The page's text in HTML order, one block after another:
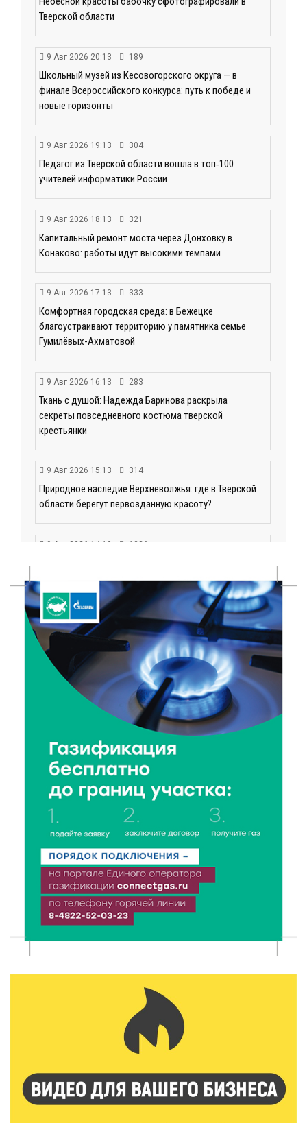
Тверской области
9 Авг 2026 20:13 189
Школьный музей из Кесовогорского округа — в
финале Всероссийского конкурса: путь к победе и
новые горизонты
9 Авг 2026 19:13 304
Педагог из Тверской области вошла в топ‑100
учителей информатики России
9 Авг 2026 18:13 321
Капитальный ремонт моста через Донховку в
Конаково: работы идут высокими темпами
9 Авг 2026 17:13 333
Комфортная городская среда: в Бежецке
благоустраивают территорию у памятника семье
Гумилёвых-Ахматовой
9 Авг 2026 16:13 283
Ткань с душой: Надежда Баринова раскрыла
секреты повседневного костюма тверской
крестьянки
9 Авг 2026 15:13 314
Природное наследие Верхневолжья: где в Тверской
области берегут первозданную красоту?
9 Авг 2026 14:19 1326
9 Авг 2026 14:13 287
Вышневолоцкий музей раскроет малоизвестные
страницы биографии Муслима Магомаева
9 Авг 2026 13:13 424
Поддержка и знания: в Рамешках обсудили
тонкости грудного вскармливания
9 Авг 2026 12:13 345
От проекта к проекту: в Твери самозанятость чаще
воспринимают как временную меру
9 Авг 2026 12:12 603
Бологовские школьники доказали чистоту воздуха
в парке
9 Авг 2026 11:13 334
2242
Тверские пенсионеры скажут «спасибо» интернету
603
медиков за их добрые сердца